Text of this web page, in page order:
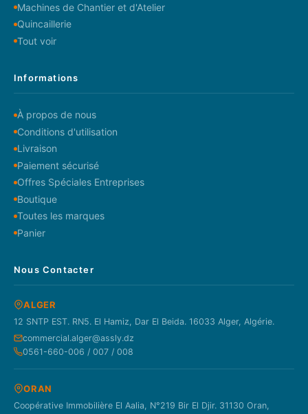
Machines de Chantier et d'Atelier
Quincaillerie
Tout voir
Informations
À propos de nous
Conditions d'utilisation
Livraison
Paiement sécurisé
Offres Spéciales Entreprises
Boutique
Toutes les marques
Panier
Nous Contacter
ALGER
12 SNTP EST. RN5. El Hamiz, Dar El Beida. 16033 Alger, Algérie.
commercial.alger@assly.dz
0561-660-006 / 007 / 008
ORAN
Coopérative Immobilière El Aalia, N°219 Bir El Djir. 31130 Oran,